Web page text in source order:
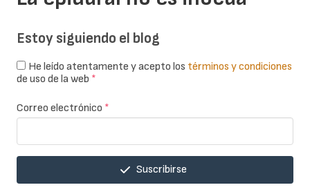
Estoy siguiendo el blog
He leído atentamente y acepto los términos y condiciones
de uso de la web *
Correo electrónico *
Suscribirse